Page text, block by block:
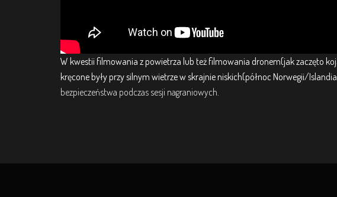
W kwestii filmowania z powietrza lub też filmowania dronem(jak zaczęto
kręcone były przy silnym wietrze w skrajnie niskich(północ Norwegii/
bezpieczeństwa podczas sesji nagraniowych.